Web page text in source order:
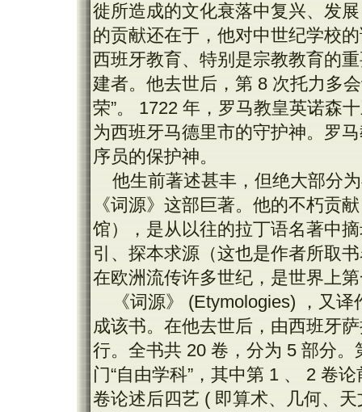
徙所造成的文化衰落中复兴、发
的贡献还在于，他对中世纪学校
西班牙教育、特别是宗教教育的
建者。他去世后，第 8 次托力多
荣”。 1722 年，罗马教皇英诺森
为西班牙马德里市的守护神。罗
序员的保护神。
他生前著述甚丰，但绝大部分
《词源》这部巨著。他的不朽贡
馆），是从以往的拉丁语名著中
引、探本求源（这也是作者所取
在欧洲流传许多世纪，是世界上
《词源》 (Etymologies) ，又
成该书。在他去世后，由西班牙
行。全书共 20 卷，分为 5 部分
门“自由学科”，其中第 1 、 2 卷
卷论述后四艺 ( 即算术、几何、